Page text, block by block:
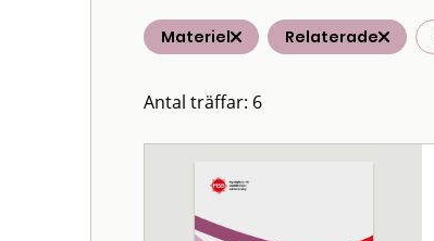
Materiel Relaterade
Antal träffar: 6